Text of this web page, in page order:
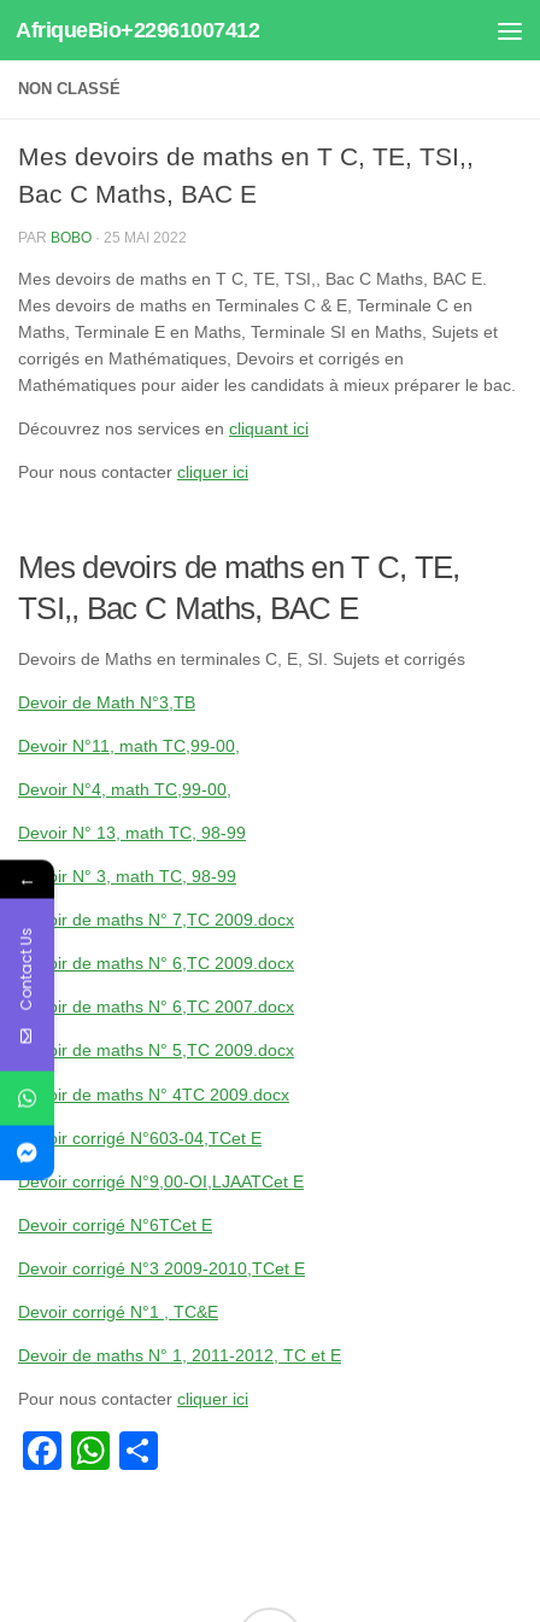
Au dessous du contenu
AfriqueBio+22961007412
NON CLASSÉ
Mes devoirs de maths en T C, TE, TSI,,
Bac C Maths, BAC E
PAR BOBO · 25 MAI 2022
Mes devoirs de maths en T C, TE, TSI,, Bac C Maths, BAC E.
Mes devoirs de maths en Terminales C & E, Terminale C en
Maths, Terminale E en Maths, Terminale SI en Maths, Sujets et
corrigés en Mathématiques, Devoirs et corrigés en
Mathématiques pour aider les candidats à mieux préparer le bac.
Découvrez nos services en cliquant ici
Pour nous contacter cliquer ici
Mes devoirs de maths en T C, TE,
TSI,, Bac C Maths, BAC E
Devoirs de Maths en terminales C, E, SI. Sujets et corrigés
Devoir de Math N°3,TB
Devoir N°11, math TC,99-00,
Devoir N°4, math TC,99-00,
Devoir N° 13, math TC, 98-99
Devoir N° 3, math TC, 98-99
Devoir de maths N° 7,TC 2009.docx
Devoir de maths N° 6,TC 2009.docx
Devoir de maths N° 6,TC 2007.docx
Devoir de maths N° 5,TC 2009.docx
Devoir de maths N° 4TC 2009.docx
Devoir corrigé N°603-04,TCet E
Devoir corrigé N°9,00-OI,LJAATCet E
Devoir corrigé N°6TCet E
Devoir corrigé N°3 2009-2010,TCet E
Devoir corrigé N°1 , TC&E
Devoir de maths N° 1, 2011-2012, TC et E
Pour nous contacter cliquer ici
Facebook
WhatsApp
←
Contact Us